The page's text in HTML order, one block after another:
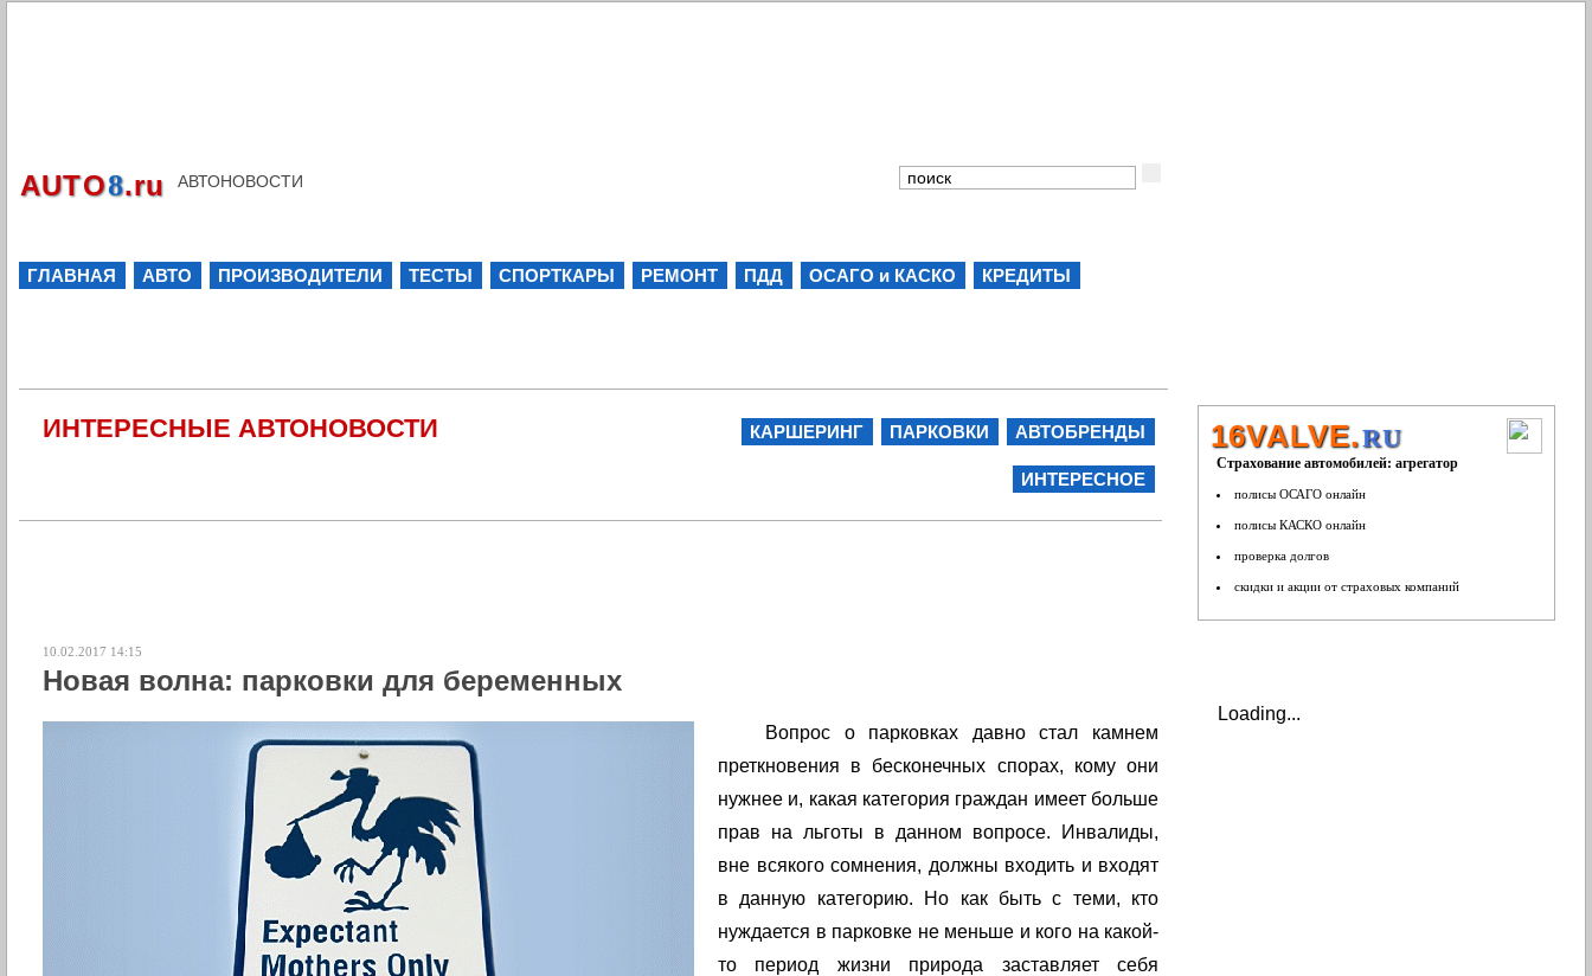
16VALVE.RU
Страхование автомобилей: агрегатор
полисы ОСАГО онлайн
полисы КАСКО онлайн
проверка долгов
скидки и акции от страховых компаний
AUTO8.ru АВТОНОВОСТИ
ГЛАВНАЯ АВТО ПРОИЗВОДИТЕЛИ ТЕСТЫ СПОРТКАРЫ РЕМОНТ ПДД ОСАГО и КАСКО КРЕДИТЫ
ИНТЕРЕСНЫЕ АВТОНОВОСТИ АВТОБРЕНДЫ
ПАРКОВКИ
КАРШЕРИНГ
ИНТЕРЕСНОЕ
10.02.2017 14:15
Новая волна: парковки для беременных
Вопрос о парковках давно стал камнем
преткновения в бесконечных спорах, кому они
нужнее и, какая категория граждан имеет больше
прав на льготы в данном вопросе. Инвалиды,
вне всякого сомнения, должны входить и входят
в данную категорию. Но как быть с теми, кто
нуждается в парковке не меньше и кого на какой-
то период жизни природа заставляет себя
Loading...